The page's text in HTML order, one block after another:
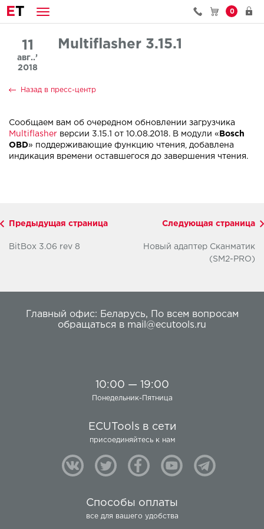
ET 0
11
авг..’
2018
Multiflasher 3.15.1
Назад в пресс-центр
Сообщаем вам об очередном обновлении загрузчика
Multiflasher версии 3.15.1 от 10.08.2018. В модули « Bosch
OBD» поддерживающие функцию чтения, добавлена
индикация времени оставшегося до завершения чтения.
Предыдущая страница
BitBox 3.06 rev 8
Следующая страница
Новый адаптер Сканматик
(SM2-PRO)
Главный офис: Беларусь,
По всем вопросам
обращаться в mail@ecutools.ru
10:00 — 19:00
Понедельник-Пятница
ECUTools в сети
присоединяйтесь к нам
Способы оплаты
все для вашего удобства